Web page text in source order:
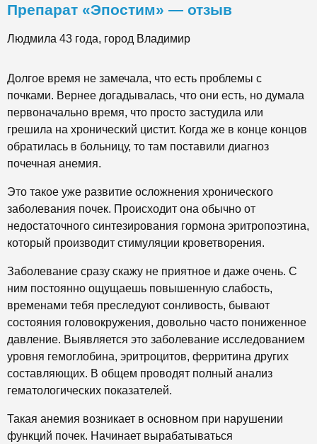
Препарат «Эпостим» — отзыв
Людмила 43 года, город Владимир
Долгое время не замечала, что есть проблемы с
почками. Вернее догадывалась, что они есть, но думала
первоначально время, что просто застудила или
грешила на хронический цистит. Когда же в конце концов
обратилась в больницу, то там поставили диагноз
почечная анемия.
Это такое уже развитие осложнения хронического
заболевания почек. Происходит она обычно от
недостаточного синтезирования гормона эритропоэтина,
который производит стимуляции кроветворения.
Заболевание сразу скажу не приятное и даже очень. С
ним постоянно ощущаешь повышенную слабость,
временами тебя преследуют сонливость, бывают
состояния головокружения, довольно часто пониженное
давление. Выявляется это заболевание исследованием
уровня гемоглобина, эритроцитов, ферритина других
составляющих. В общем проводят полный анализ
гематологических показателей.
Такая анемия возникает в основном при нарушении
функций почек. Начинает вырабатываться